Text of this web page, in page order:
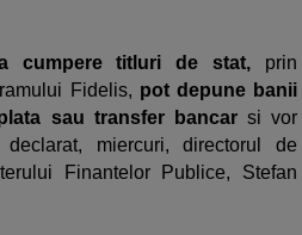
cumpere titluri de stat, prin
Fidelis, pot depune banii
sau transfer bancar si vor
miercuri, directorul de
Finantelor Publice, Stefan